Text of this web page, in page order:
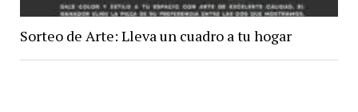
Sorteo de Arte: Lleva un cuadro a tu hogar